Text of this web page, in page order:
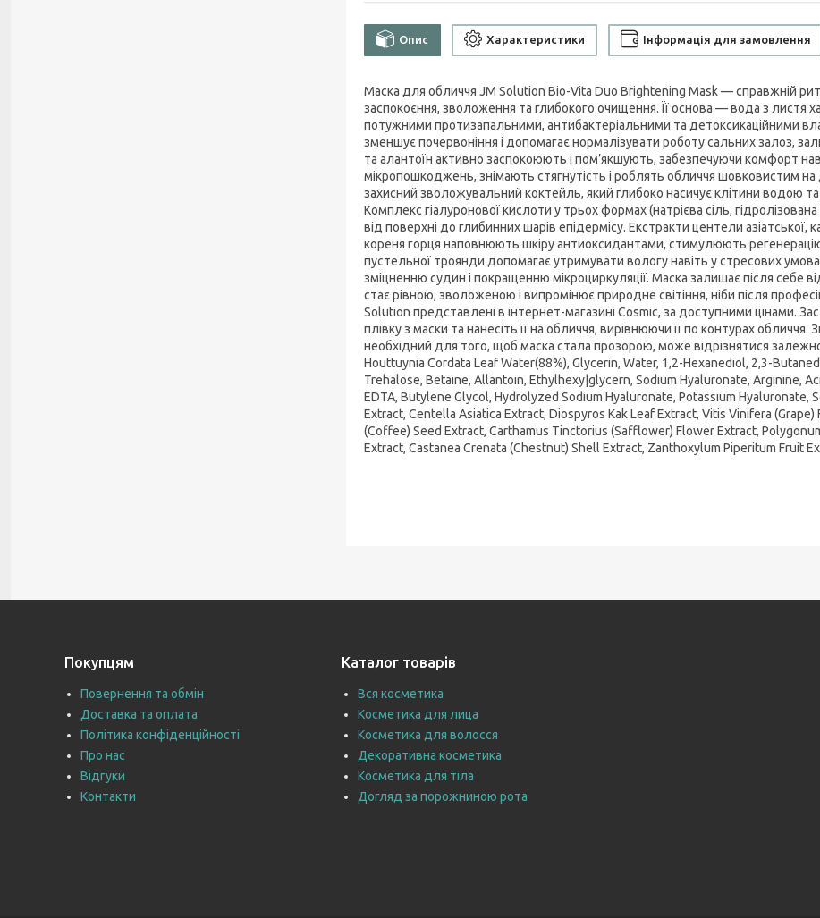
Опис Характеристики Інформація для замовлення
Маска для обличчя JM Solution Bio-Vita Duo Brightening Mask — справжній
заспокоєння, зволоження та глибокого очищення. Її основа — вода з листя
потужними протизапальними, антибактеріальними та детоксикаційними
зменшує почервоніння і допомагає нормалізувати роботу сальних залоз,
та алантоїн активно заспокоюють і пом’якшують, забезпечуючи комфорт
мікропошкоджень, знімають стягнутість і роблять обличчя шовковистим
захисний зволожувальний коктейль, який глибоко насичує клітини водою
Комплекс гіалуронової кислоти у трьох формах (натрієва сіль,
від поверхні до глибинних шарів епідермісу. Екстракти центели азіатської,
кореня горця наповнюють шкіру антиоксидантами, стимулюють
пустельної троянди допомагає утримувати вологу навіть у стресових
зміцненню судин і покращенню мікроциркуляції. Маска залишає після себе
стає рівною, зволоженою і випромінює природне світіння, ніби після
Solution представлені в інтернет-магазині Cosmic, за доступними цінами.
плівку з маски та нанесіть її на обличчя, вирівнюючи її по контурах
необхідний для того, щоб маска стала прозорою, може відрізнятися
Houttuynia Cordata Leaf Water(88%), Glycerin, Water, 1,2-Hexanediol, 2,3-
Trehalose, Betaine, Allantoin, Ethylhexy|glycern, Sodium Hyaluronate, Arginine,
EDTA, Butylene Glycol, Hydrolyzed Sodium Hyaluronate, Potassium Hyaluronate,
Extract, Centella Asiatica Extract, Diospyros Kak Leaf Extract, Vitis Vinifera
(Coffee) Seed Extract, Carthamus Tinctorius (Safflower) Flower Extract,
Extract, Castanea Crenata (Chestnut) Shell Extract, Zanthoxylum Piperitum Fruit
Покупцям
Повернення та обмін
Доставка та оплата
Політика конфіденційності
Про нас
Відгуки
Контакти
Каталог товарів
Вся косметика
Косметика для лица
Косметика для волосся
Декоративна косметика
Косметика для тіла
Догляд за порожниною рота